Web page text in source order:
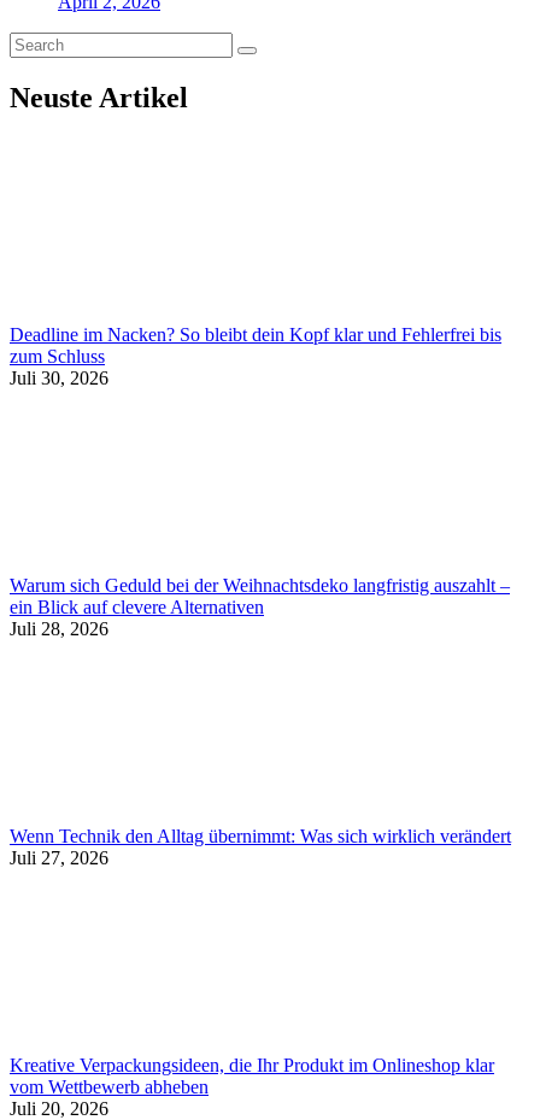
Neuste Artikel
Deadline im Nacken? So bleibt dein Kopf klar und Fehlerfrei bis
zum Schluss
Juli 30, 2026
Warum sich Geduld bei der Weihnachtsdeko langfristig auszahlt –
ein Blick auf clevere Alternativen
Juli 28, 2026
Wenn Technik den Alltag übernimmt: Was sich wirklich verändert
Juli 27, 2026
Kreative Verpackungsideen, die Ihr Produkt im Onlineshop klar
vom Wettbewerb abheben
Juli 20, 2026